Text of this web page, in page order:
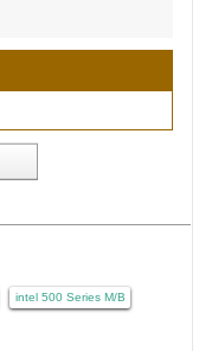
intel 500 Series M/B